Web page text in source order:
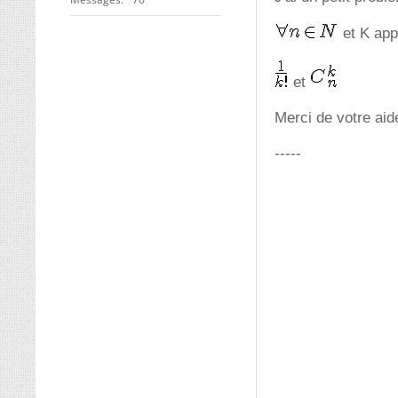
et K
et
Merci de votre
-----